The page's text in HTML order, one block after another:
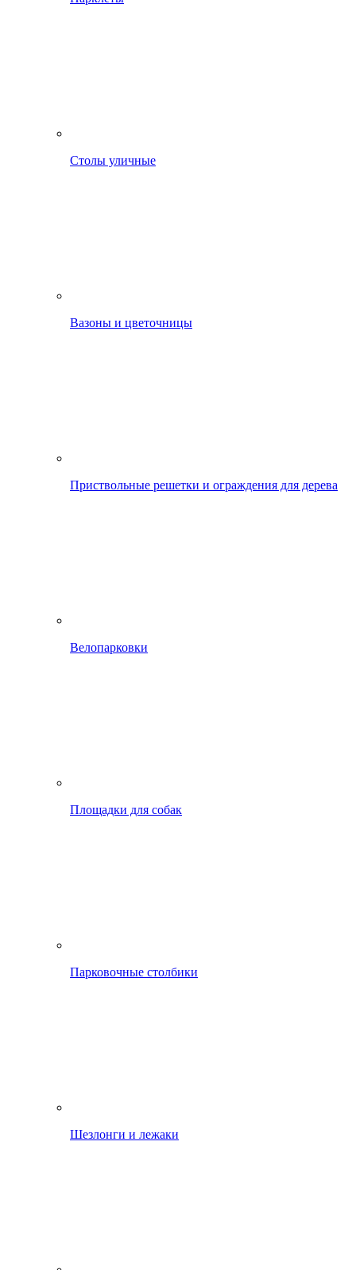
Столы уличные
Вазоны и цветочницы
Приствольные решетки и ограждения для дерева
Велопарковки
Площадки для собак
Парковочные столбики
Шезлонги и лежаки